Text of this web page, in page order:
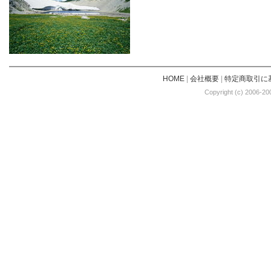
HOME| 会社概要| 特定商取引に
Copyright (c) 2006-